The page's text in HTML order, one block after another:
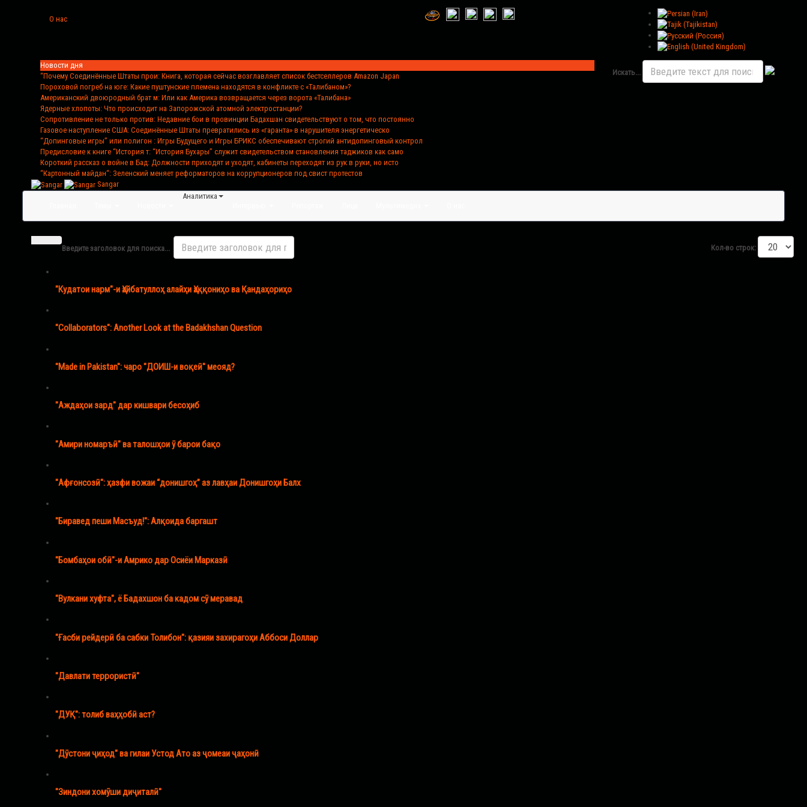
О нас
Новости дня
“Почему Соединённые Штаты прои: Книга, которая сейчас возглавляет список бестселлеров Amazon Japan
Пороховой погреб на юге: Какие пуштунские племена находятся в конфликте с «Талибаном»?
Американский двоюродный брат м: Или как Америка возвращается через ворота «Талибана»
Ядерные хлопоты: Что происходит на Запорожской атомной электростанции?
Сопротивление не только против: Недавние бои в провинции Бадахшан свидетельствуют о том, что постоянно
Газовое наступление США: Соединённые Штаты превратились из «гаранта» в нарушителя энергетическо
“Допинговые игры” или полигон : Игры Будущего и Игры БРИКС обеспечивают строгий антидопинговый контрол
Предисловие к книге “История т: “История Бухары” служит свидетельством становления таджиков как само
Короткий рассказ о войне в Бад: Должности приходят и уходят, кабинеты переходят из рук в руки, но исто
“Картонный майдан“: Зеленский меняет реформаторов на коррупционеров под свист протестов
Искать...
Sangar
Аналитика
Введите заголовок для поиска... Кол-во строк:
"Кудатои нарм"-и Ҳайбатуллоҳ алайҳи Ҳаққониҳо ва Қандаҳориҳо
"Collaborators": Another Look at the Badakhshan Question
"Made in Pakistan": чаро "ДОИШ-и воқеӣ" меояд?
"Аждаҳои зард" дар кишвари бесоҳиб
"Амири номаръӣ" ва талошҳои ӯ барои бақо
"Афғонсозӣ": ҳазфи вожаи “донишгоҳ” аз лавҳаи Донишгоҳи Балх
"Биравед пеши Масъуд!": Алқоида баргашт
"Бомбаҳои обӣ"-и Амрико дар Осиёи Марказӣ
"Вулкани хуфта", ё Бадахшон ба кадом сӯ меравад
"Ғасби рейдерӣ ба сабки Толибон": қазияи захирагоҳи Аббоси Доллар
"Давлати террористӣ"
"ДУҚ": толиб ваҳҳобӣ аст?
"Дӯстони ҷиҳод" ва гилаи Устод Ато аз ҷомеаи ҷаҳонӣ
"Зиндони хомӯши диҷиталӣ"